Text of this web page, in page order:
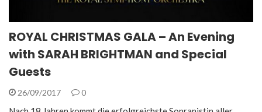
ROYAL CHRISTMAS GALA – An Evening
with SARAH BRIGHTMAN and Special
Guests
26/09/2017 0